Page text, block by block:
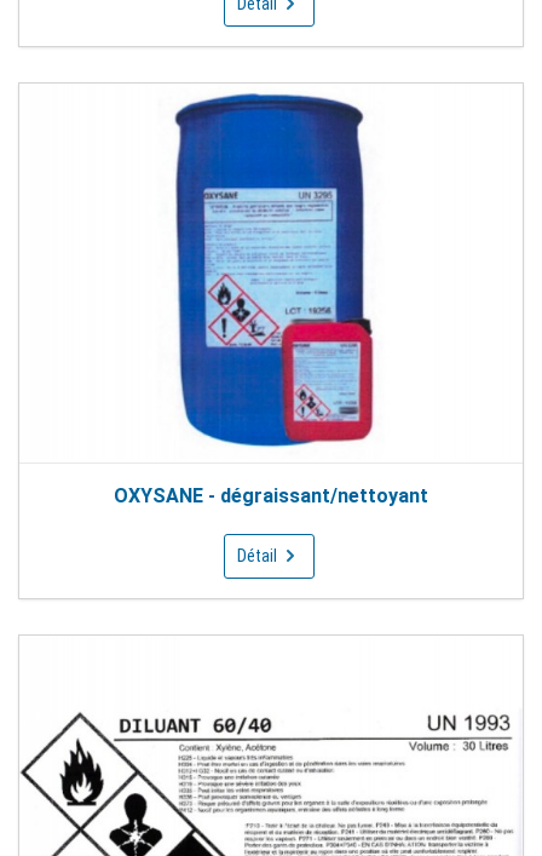
OXYSANE - dégraissant/nettoyant
Détail